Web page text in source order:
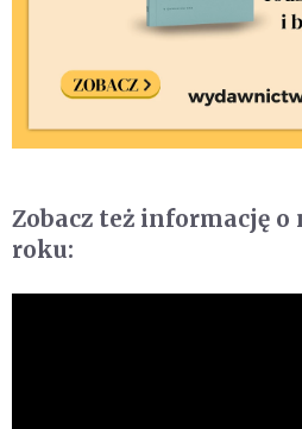
Zobacz też informację o
roku: